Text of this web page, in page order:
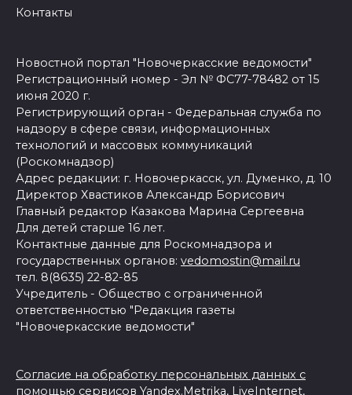
Контакты
Новостной портал "Новочеркасские ведомости"
Регистрационный номер - Эл № ФС77-78482 от 15
июня 2020 г.
Регистрирующий орган - Федеральная служба по
надзору в сфере связи, информационных
технологий и массовых коммуникаций
(Роскомнадзор)
Адрес редакции: г. Новочеркасск, ул. Думенко, д. 10
Директор Хвастиков Александр Борисович
Главный редактор Казакова Марина Сергеевна
Для детей старше 16 лет.
Контактные данные для Роскомнадзора и
государственных органов: vedomostin@mail.ru
тел. 8(8635) 22-82-85
Учредитель - Общество с ограниченной
ответственностью "Редакция газеты
"Новочеркасские ведомости"
Согласие на обработку персональных данных с
помощью сервисов Yandex.Metrika, LiveInternet,